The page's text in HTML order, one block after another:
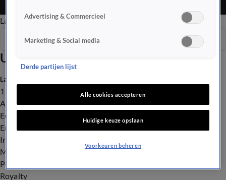
Late EditieOchtend EditieVroege Editie
Uitzendingen
Seizoen 2025
Laatste nieuws
112
Advies & Tips
Economie
Entertainment
Infrastructuur
Milieu en Gezondheid
Politiek
Royalty
Advertising & Commercieel
Marketing & Social media
Derde partijen lijst
Alle cookies accepteren
Huidige keuze opslaan
Voorkeuren beheren